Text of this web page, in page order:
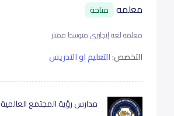
معلمه متاحة
معلمه لغه إنجليزي متوسط ممتاز
التخصص:التعليم او التدريس
مدارس رؤية المجتمع العالمية